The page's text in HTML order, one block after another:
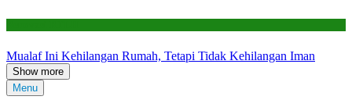
Mualaf Ini Kehilangan Rumah, Tetapi Tidak Kehilangan Iman
Show more
Menu